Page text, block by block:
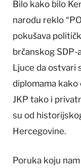
Bilo kako bilo
narodu reklo
pokušava
brčanskog
Ljuce da ostvari
diplomama
JKP tako i
su od
Hercegovine.
Poruka koju